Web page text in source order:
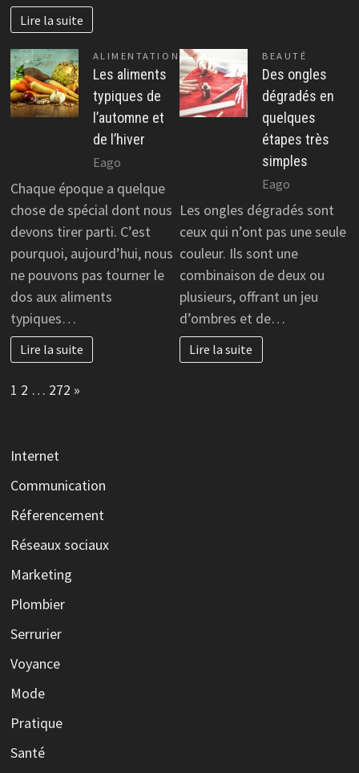
Lire la suite
ALIMENTATION
Les aliments
typiques de
l’automne et
de l’hiver
Eago
Chaque époque a quelque
chose de spécial dont nous
devons tirer parti. C’est
pourquoi, aujourd’hui, nous
ne pouvons pas tourner le
dos aux aliments
typiques…
Lire la suite
BEAUTÉ
Des ongles
dégradés en
quelques
étapes très
simples
Eago
Les ongles dégradés sont
ceux qui n’ont pas une seule
couleur. Ils sont une
combinaison de deux ou
plusieurs, offrant un jeu
d’ombres et de…
Lire la suite
Page:
1 2 … 272 Next
»
Internet
Communication
Réferencement
Réseaux sociaux
Marketing
Plombier
Serrurier
Voyance
Mode
Pratique
Santé